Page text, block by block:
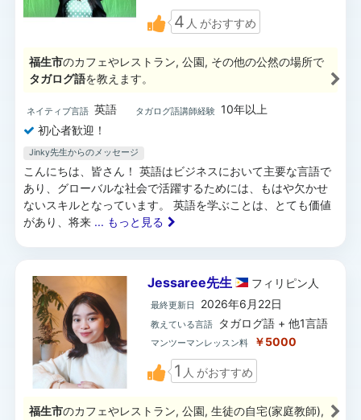
4 人 がおすすめ
福生市のカフェやレストラン, 公園, その他の公然の場所で
タガログ語を教えます。
ネイティブ言語 英語 タガログ語講師経験 10年以上
初心者歓迎！
Jinky先生からのメッセージ
こんにちは、皆さん！ 英語はビジネスにおいて主要な言語で
あり、グローバルな社会で活躍するためには、もはや欠かせ
ないスキルとなっています。 英語を学ぶことは、とても価値
があり、将来 ... もっと見る
Jessaree先生 フィリピン 人
最終更新日 2026年6月22日
教えている言語 タガログ語 + 他1言語
マンツーマンレッスン料 ￥5000
1 人 がおすすめ
福生市のカフェやレストラン, 公園, 生徒の自宅(家庭教師),